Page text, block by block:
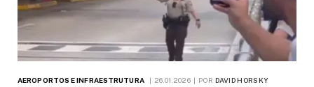
AEROPORTOS E INFRAESTRUTURA 26.01.2026 POR DAVID HORSKY